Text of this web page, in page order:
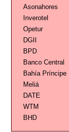
Asonahores
Inverotel
Opetur
DGII
BPD
Banco Central
Bahía Príncipe
Meliá
DATE
WTM
BHD